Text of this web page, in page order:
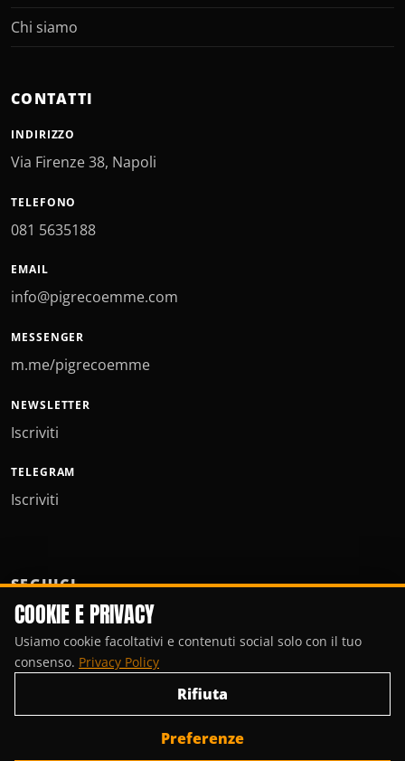
Chi siamo
CONTATTI
INDIRIZZO
Via Firenze 38, Napoli
TELEFONO
081 5635188
EMAIL
info@pigrecoemme.com
MESSENGER
m.me/pigrecoemme
NEWSLETTER
Iscriviti
TELEGRAM
Iscriviti
SEGUICI
COOKIE E PRIVACY
Usiamo cookie facoltativi e contenuti social solo con il tuo
consenso. Privacy Policy
Rifiuta
Preferenze